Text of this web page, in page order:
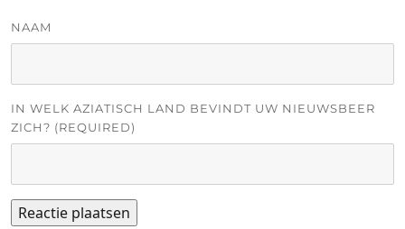
NAAM
IN WELK AZIATISCH LAND BEVINDT UW NIEUWSBEER
ZICH? (REQUIRED)